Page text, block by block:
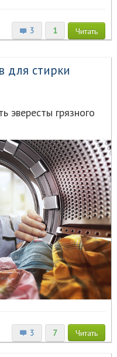
3 1 Читать
для стирки
эвересты грязного
3 7 Читать